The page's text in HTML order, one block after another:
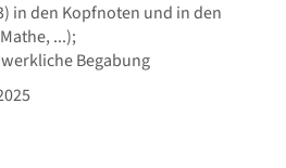
in den Kopfnoten und in den
...);
Begabung